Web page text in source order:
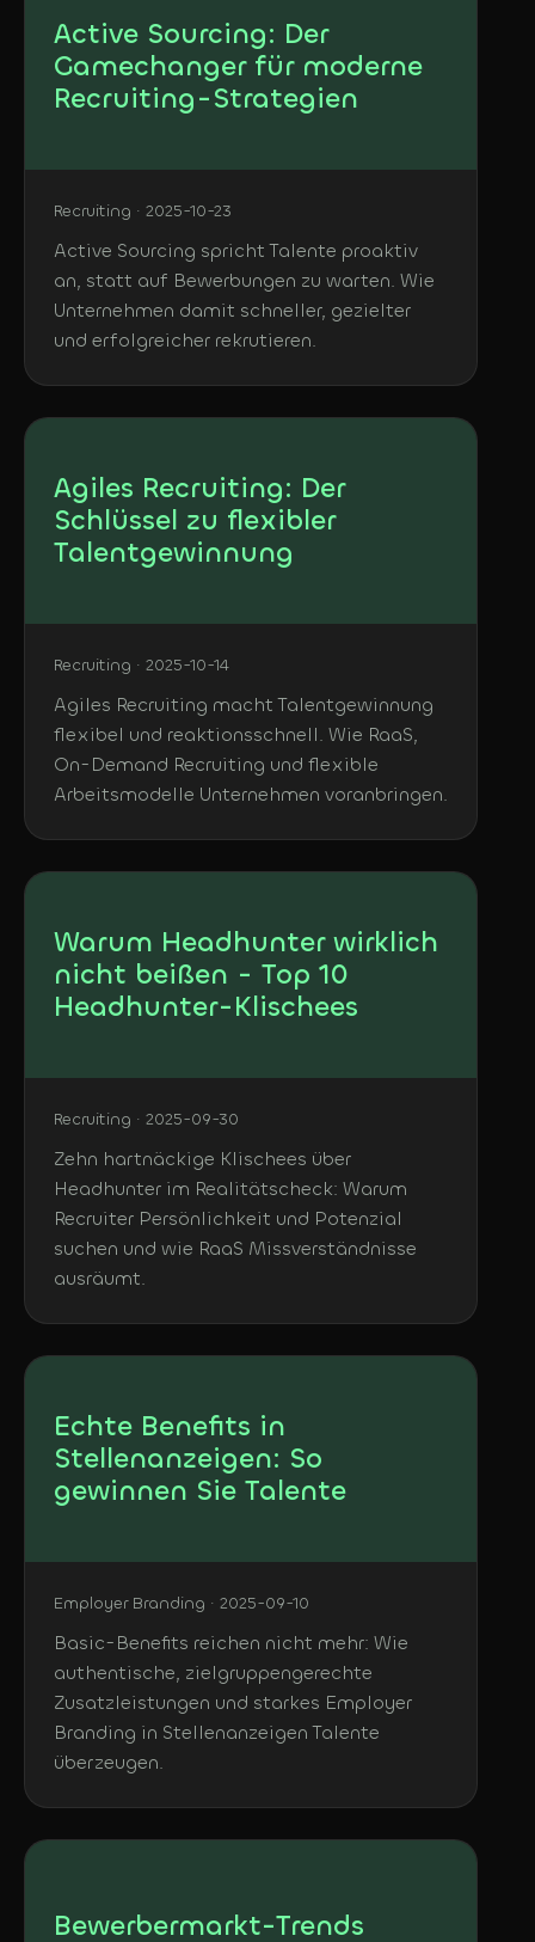
Active Sourcing: Der
Gamechanger für moderne
Recruiting-Strategien
Recruiting · 2025-10-23
Active Sourcing spricht Talente proaktiv
an, statt auf Bewerbungen zu warten. Wie
Unternehmen damit schneller, gezielter
und erfolgreicher rekrutieren.
Agiles Recruiting: Der
Schlüssel zu flexibler
Talentgewinnung
Recruiting · 2025-10-14
Agiles Recruiting macht Talentgewinnung
flexibel und reaktionsschnell. Wie RaaS,
On-Demand Recruiting und flexible
Arbeitsmodelle Unternehmen voranbringen.
Warum Headhunter wirklich
nicht beißen - Top 10
Headhunter-Klischees
Recruiting · 2025-09-30
Zehn hartnäckige Klischees über
Headhunter im Realitätscheck: Warum
Recruiter Persönlichkeit und Potenzial
suchen und wie RaaS Missverständnisse
ausräumt.
Echte Benefits in
Stellenanzeigen: So
gewinnen Sie Talente
Employer Branding · 2025-09-10
Basic-Benefits reichen nicht mehr: Wie
authentische, zielgruppengerechte
Zusatzleistungen und starkes Employer
Branding in Stellenanzeigen Talente
überzeugen.
Bewerbermarkt-Trends